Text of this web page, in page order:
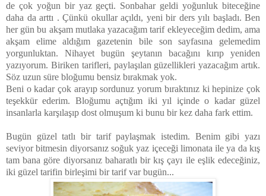
de çok yoğun bir yaz geçti. Sonbahar geldi yoğunluk biteceğine
daha da arttı . Çünkü okullar açıldı, yeni bir ders yılı başladı. Ben
her gün bu akşam mutlaka yazacağım tarif ekleyeceğim dedim, ama
akşam elime aldığım gazetenin bile son sayfasına gelemedim
yorgunluktan. Nihayet bugün şeytanın bacağını kırıp yeniden
yazıyorum. Biriken tarifleri, paylaşılan güzellikleri yazacağım artık.
Söz uzun süre bloğumu bensiz bırakmak yok.
Beni o kadar çok arayıp sordunuz yorum bıraktınız ki hepinize çok
teşekkür ederim. Bloğumu açtığım iki yıl içinde o kadar güzel
insanlarla karşılaşıp dost olmuşum ki bunu bir kez daha fark ettim.
Bugün güzel tatlı bir tarif paylaşmak istedim. Benim gibi yazı
seviyor bitmesin diyorsanız soğuk yaz içeceği limonata ile ya da kış
tam bana göre diyorsanız baharatlı bir kış çayı ile eşlik edeceğiniz,
iki güzel tarifin birleşimi bir tarif var bugün...